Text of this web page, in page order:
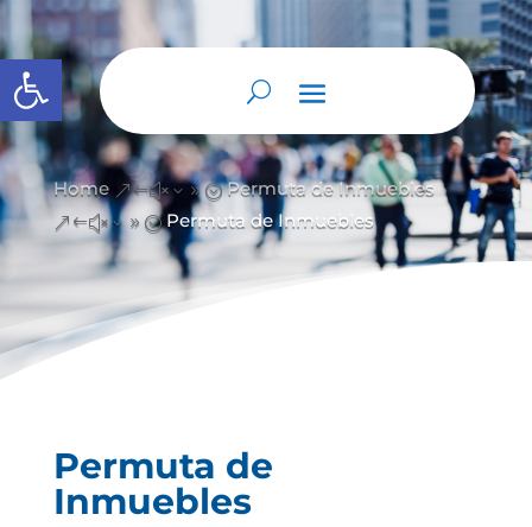
Abrir barra de herramientas
Home &#x39; Permuta de Inmuebles
&#x39; Permuta de Inmuebles
Permuta de
Inmuebles